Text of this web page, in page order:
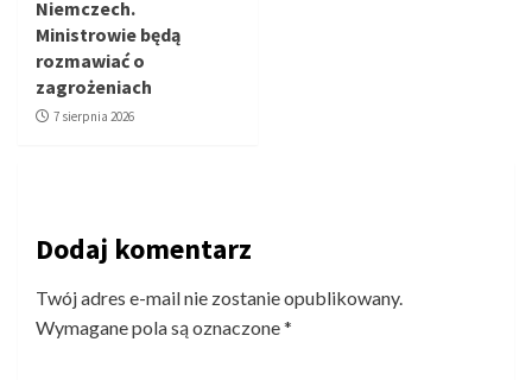
Niemczech.
Ministrowie będą
rozmawiać o
zagrożeniach
7 sierpnia 2026
Dodaj komentarz
Twój adres e-mail nie zostanie opublikowany.
Wymagane pola są oznaczone*